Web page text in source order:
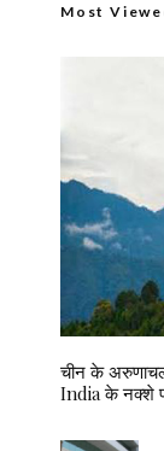
Most
चीन के
India के नक्शे